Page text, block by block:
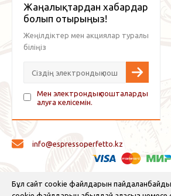
Бұл сайт cookie файлдарын пайдаланбайды.
Жаңалықтардан хабардар
болып отырыңыз!
Жеңілдіктер мен акциялар туралы
біліңіз
Мен электрондық пошталарды
алуға келісемін.
info@espressoperfetto.kz
© 2026 Espresso Perfetto — кофе